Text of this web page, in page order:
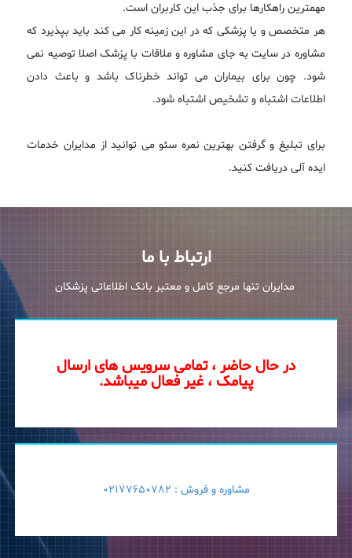
مهمترین راهکارها برای جذب این کاربران است.
هر متخصص و یا پزشکی که در این زمینه کار می کند باید بپذیرد که
مشاوره در سایت به جای مشاوره و ملاقات با پزشک اصلا توصیه نمی
شود. چون برای بیماران می تواند خطرناک باشد و باعث دادن
اطلاعات اشتباه و تشخیص اشتباه شود.
برای تبلیغ و گرفتن بهترین نمره سئو می توانید از مدایران خدمات
ایده آلی دریافت کنید.
ارتباط با ما
در حال حاضر ، تمامی سرویس های ارسال
پیامک ، غیر فعال میباشد.
مشاوره و فروش : 02177650782